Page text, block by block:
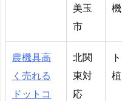
美玉
市
農機具高
く売れる
ドットコ
北関
東対
応